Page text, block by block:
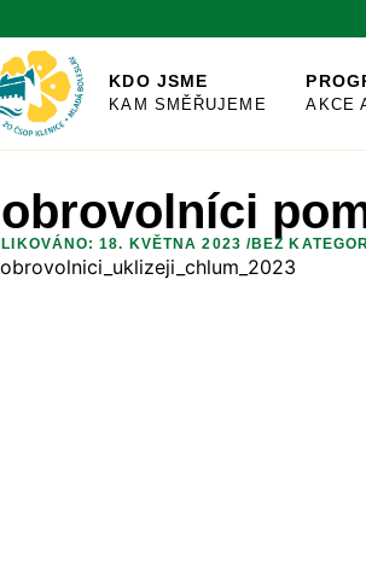
KDO JSME
KAM SMĚŘUJEME AKCE
18. KVĚTNA 2023 /BEZ